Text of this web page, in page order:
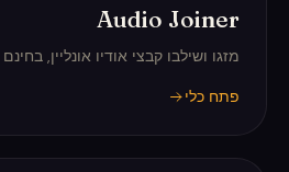
Audio Joiner
מזגו ושילבו קבצי אודיו אונליין,
פתח כלי